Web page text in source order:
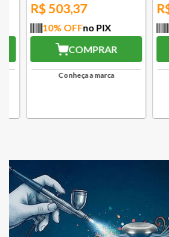
R$503,37
% OFFno PIX
COMPRAR
Conheça a marca
R$